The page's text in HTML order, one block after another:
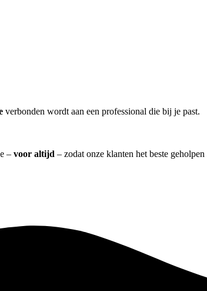
verbonden wordt aan een professional die bij je past.
– voor altijd – zodat onze klanten het beste